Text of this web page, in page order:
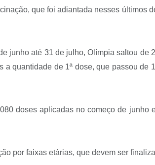
que foi adiantada nesses últimos
junho até 31 de julho, Olímpia saltou
quantidade de 1ª dose, que passou de
doses aplicadas no começo de junho
por faixas etárias, que devem ser